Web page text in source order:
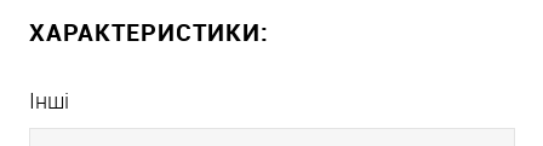
ХАРАКТЕРИСТИКИ:
Інші